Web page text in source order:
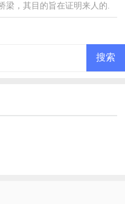
梁，其目的旨在证明来人的.